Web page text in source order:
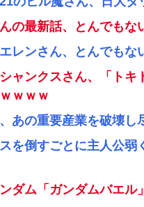
の最新話、とんでも
レンさん、とんでも
ャンクスさん、「ト
ｗｗｗ
あの重要産業を破壊し
を倒すごとに主人公弱
ダム「ガンダムバエ